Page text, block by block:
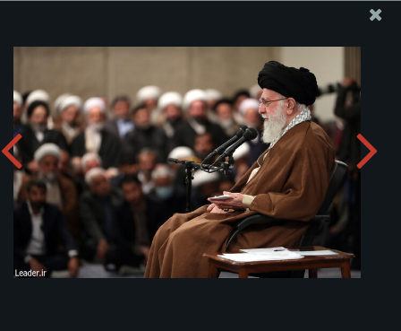
ارسال نامه
دیدار هزاران نفر از مردم قم دریافت آلبوم:zip